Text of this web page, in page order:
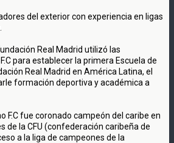
del exterior con experiencia en ligas
Real Madrid utilizó las
para establecer la primera Escuela de
Real Madrid en América Latina, el
formación deportiva y académica a
F.C fue coronado campeón del caribe en
de la CFU (confederación caribeña de
a la liga de campeones de la